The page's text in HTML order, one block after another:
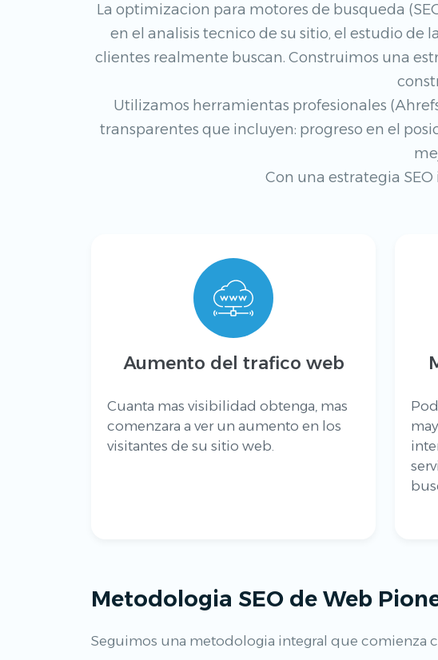
La optimizacion para motores de busqueda
en el analisis tecnico de su sitio, el estudio de
clientes realmente buscan. Construimos una
Utilizamos herramientas profesionales
transparentes que incluyen: progreso en el
Con una estrategia
Aumento del trafico web
Cuanta mas visibilidad obtenga, mas
comenzara a ver un aumento en los
visitantes de su sitio web.
Metodologia SEO de Web
Seguimos una metodologia integral que comienza